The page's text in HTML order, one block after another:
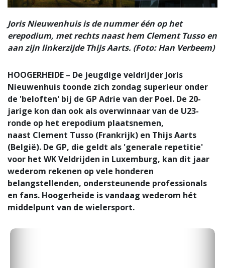
Joris Nieuwenhuis is de nummer één op het
erepodium, met rechts naast hem Clement Tusso en
aan zijn linkerzijde Thijs Aarts. (Foto: Han Verbeem)
HOOGERHEIDE – De jeugdige veldrijder Joris
Nieuwenhuis toonde zich zondag superieur onder
de 'beloften' bij de GP Adrie van der Poel. De 20-
jarige kon dan ook als overwinnaar van de U23-
ronde op het erepodium plaatsnemen,
naast Clement Tusso (Frankrijk) en Thijs Aarts
(België). De GP, die geldt als 'generale repetitie'
voor het WK Veldrijden in Luxemburg, kan dit jaar
wederom rekenen op vele honderen
belangstellenden, ondersteunende professionals
en fans. Hoogerheide is vandaag wederom hét
middelpunt van de wielersport.